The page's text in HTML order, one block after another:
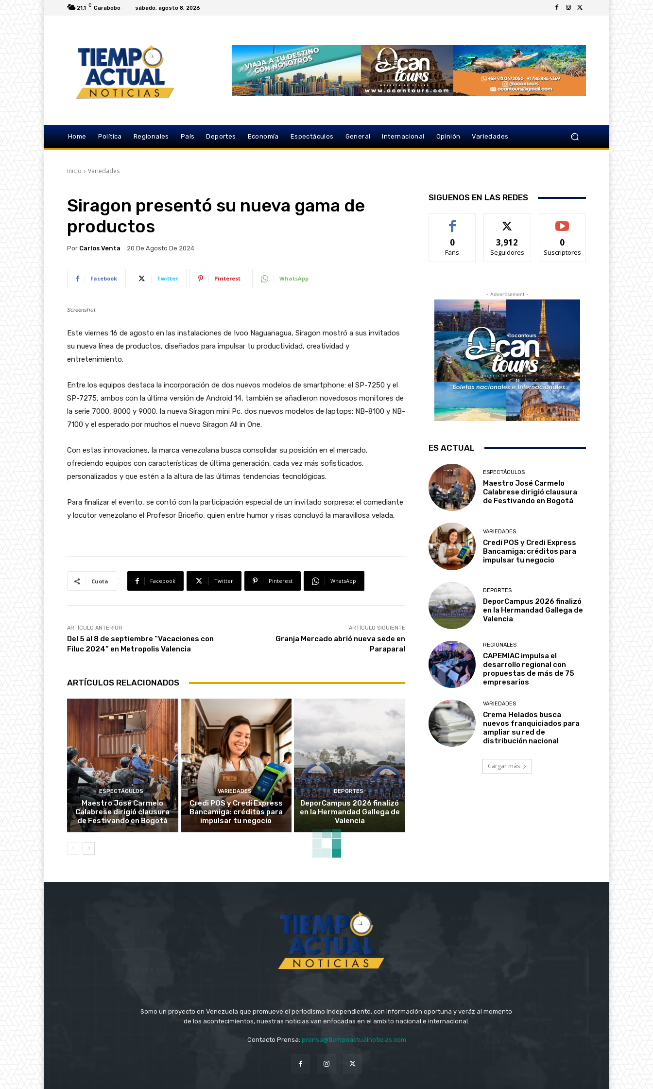
21.1 C Carabobo sábado, agosto 8, 2026
Home Política Regionales País Deportes Economía Espectáculos General Internacional Opinión Variedades
Inicio Variedades
Siragon presentó su nueva gama de
productos
Por Carlos Venta 20 De Agosto De 2024
Facebook Twitter Pinterest WhatsApp
Screenshot
Este viernes 16 de agosto en las instalaciones de Ivoo Naguanagua, Siragon mostró a sus invitados
su nueva línea de productos, diseñados para impulsar tu productividad, creatividad y
entretenimiento.
Entre los equipos destaca la incorporación de dos nuevos modelos de smartphone: el SP-7250 y el
SP-7275, ambos con la última versión de Android 14, también se añadieron novedosos monitores de
la serie 7000, 8000 y 9000, la nueva Síragon mini Pc, dos nuevos modelos de laptops: NB-8100 y NB-
7100 y el esperado por muchos el nuevo Síragon All in One.
Con estas innovaciones, la marca venezolana busca consolidar su posición en el mercado,
ofreciendo equipos con características de última generación, cada vez más sofisticados,
personalizados y que estén a la altura de las últimas tendencias tecnológicas.
Para finalizar el evento, se contó con la participación especial de un invitado sorpresa: el comediante
y locutor venezolano el Profesor Briceño, quien entre humor y risas concluyó la maravillosa velada.
Cuota Facebook Twitter Pinterest WhatsApp
ARTÍCULO ANTERIOR
Del 5 al 8 de septiembre “Vacaciones con
Filuc 2024” en Metropolis Valencia
ARTÍCULO SIGUIENTE
Granja Mercado abrió nueva sede en
Paraparal
ARTÍCULOS RELACIONADOS
ESPECTÁCULOS
Maestro José Carmelo
Calabrese dirigió clausura
de Festivando en Bogotá
VARIEDADES
Credi POS y Credi Express
Bancamiga: créditos para
impulsar tu negocio
DEPORTES
DeporCampus 2026 finalizó
en la Hermandad Gallega de
Valencia
SIGUENOS EN LAS REDES
0
Fans
3,912
Seguidores
0
Suscriptores
- Advertisement -
ES ACTUAL
ESPECTÁCULOS
Maestro José Carmelo
Calabrese dirigió clausura
de Festivando en Bogotá
VARIEDADES
Credi POS y Credi Express
Bancamiga: créditos para
impulsar tu negocio
DEPORTES
DeporCampus 2026 finalizó
en la Hermandad Gallega de
Valencia
REGIONALES
CAPEMIAC impulsa el
desarrollo regional con
propuestas de más de 75
empresarios
VARIEDADES
Crema Helados busca
nuevos franquiciados para
ampliar su red de
distribución nacional
Cargar más
Somo un proyecto en Venezuela que promueve el periodismo independiente, con información oportuna y veráz al momento
de los acontecimientos, nuestras noticias van enfocadas en el ambito nacional e internacional.
Contacto Prensa: prensa@tiempoactualnoticias.com